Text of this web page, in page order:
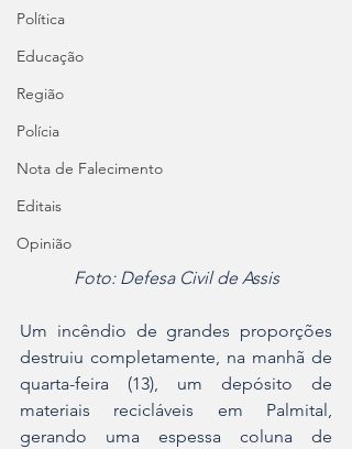
Política
Educação
Região
Polícia
Nota de Falecimento
Editais
Opinião
Foto: Defesa Civil de Assis
Um incêndio de grandes proporções
destruiu completamente, na manhã de
quarta-feira (13), um depósito de
materiais recicláveis em Palmital,
gerando uma espessa coluna de